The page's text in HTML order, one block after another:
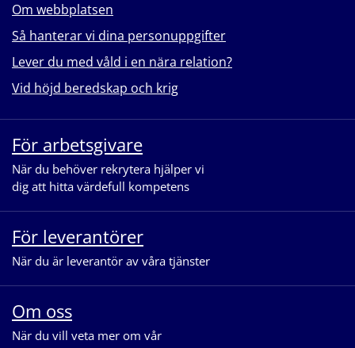
Om webbplatsen
Så hanterar vi dina personuppgifter
Lever du med våld i en nära relation?
Vid höjd beredskap och krig
För arbetsgivare
När du behöver rekrytera hjälper vi
dig att hitta värdefull kompetens
För leverantörer
När du är leverantör av våra tjänster
Om oss
När du vill veta mer om vår